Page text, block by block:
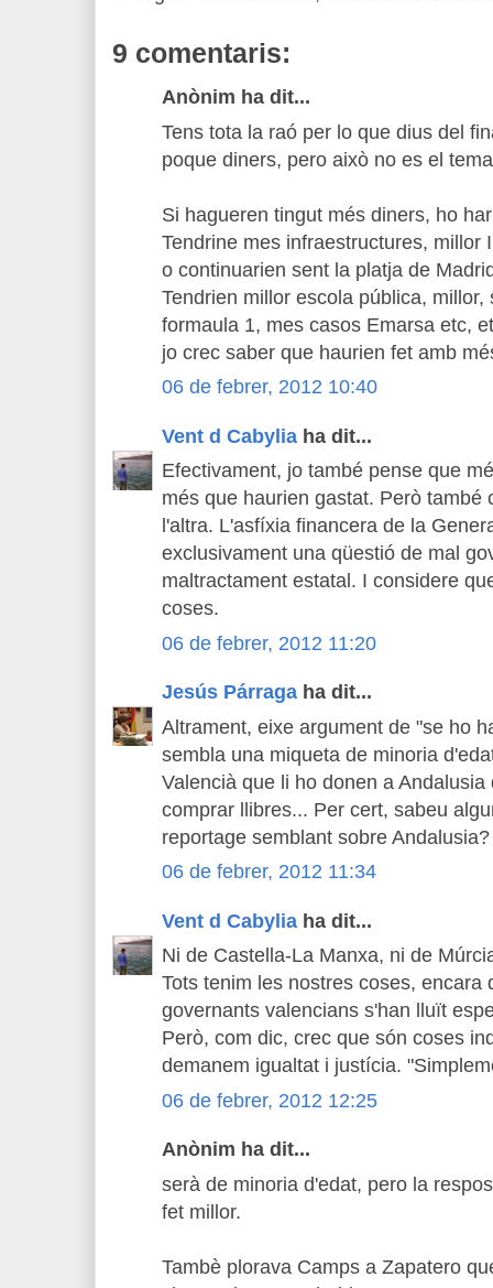
9 comentaris:
Anònim ha dit...
Tens tota la raó per lo que dius del
poque diners, pero això no es el
Si hagueren tingut més diners, ho
Tendrine mes infraestructures, millor
o continuarien sent la platja de
Tendrien millor escola pública, millor,
formaula 1, mes casos Emarsa etc,
jo crec saber que haurien fet amb
06 de febrer, 2012 10:40
Vent d Cabylia ha dit...
Efectivament, jo també pense que
més que haurien gastat. Però també
l'altra. L'asfíxia financera de la
exclusivament una qüestió de mal
maltractament estatal. I considere
coses.
06 de febrer, 2012 11:20
Jesús Párraga ha dit...
Altrament, eixe argument de "se ho
sembla una miqueta de minoria
Valencià que li ho donen a
comprar llibres... Per cert, sabeu
reportage semblant sobre Andalusia?
06 de febrer, 2012 11:34
Vent d Cabylia ha dit...
Ni de Castella-La Manxa, ni de
Tots tenim les nostres coses, encara
governants valencians s'han lluït
Però, com dic, crec que són coses
demanem igualtat i justícia.
06 de febrer, 2012 12:25
Anònim ha dit...
serà de minoria d'edat, pero la
fet millor.
Tambè plorava Camps a Zapatero